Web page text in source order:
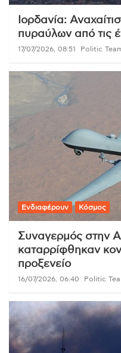
Ιορδανία:
πυραύλων από τις
17/07/2026, 08:51 Politic
Ενδιαφέρουν Κόσμος
Συναγερμός στην
καταρρίφθηκαν
προξενείο
16/07/2026, 06:40 Politic